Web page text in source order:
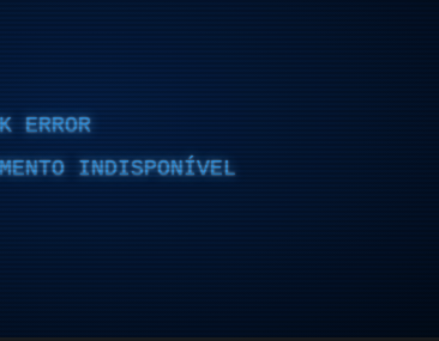
ERROR
INDISPONÍVEL